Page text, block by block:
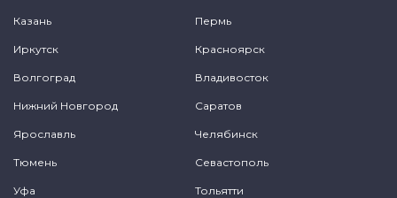
Казань Пермь
Иркутск Красноярск
Волгоград Владивосток
Нижний Новгород Саратов
Ярославль Челябинск
Тюмень Севастополь
Уфа Тольятти